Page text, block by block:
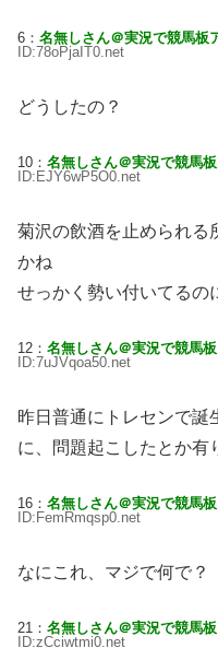
6： 名無しさん＠実況で競馬板
ID:78oPjaIT0.net
どうしたの？
10： 名無しさん＠実況で競馬
ID:EJY6wP5O0.net
菊沢の飲酒を止められる
かね
せっかく勢い付いてるの
12： 名無しさん＠実況で競馬
ID:7uJVqoa50.net
昨日普通にトレセンで誕
に、問題起こしたとか有
16： 名無しさん＠実況で競馬
ID:FemRmqsp0.net
なにこれ、マジで何で？
21： 名無しさん＠実況で競馬
ID:zCciwtmi0.net